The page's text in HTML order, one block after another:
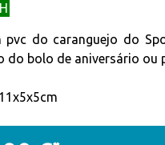
pvc do caranguejo do
do bolo de aniversário ou